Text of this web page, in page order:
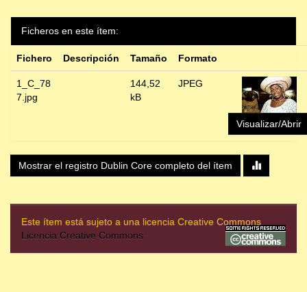
Ficheros en este ítem:
Fichero Descripción Tamaño Formato
1_C_78
7.jpg
144,52
kB
JPEG
Visualizar/Abrir
Mostrar el registro Dublin Core completo del ítem
Este ítem está sujeto a una licencia Creative Commons
Licencia Creative Commons